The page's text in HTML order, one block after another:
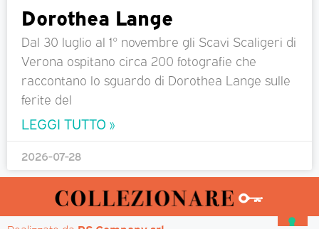
Dorothea Lange
Dal 30 luglio al 1° novembre gli Scavi Scaligeri di
Verona ospitano circa 200 fotografie che
raccontano lo sguardo di Dorothea Lange sulle
ferite del
LEGGI TUTTO »
2026-07-28